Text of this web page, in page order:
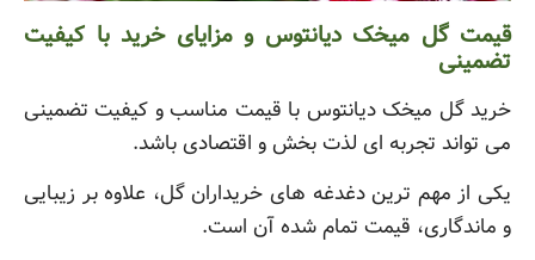
قیمت گل میخک دیانتوس و مزایای خرید با کیفیت
تضمینی
خرید گل میخک دیانتوس با قیمت مناسب و کیفیت تضمینی
می تواند تجربه ای لذت بخش و اقتصادی باشد.
یکی از مهم ترین دغدغه های خریداران گل، علاوه بر زیبایی
و ماندگاری، قیمت تمام شده آن است.